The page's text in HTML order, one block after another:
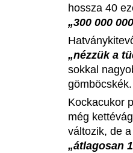
hossza 40
„300 000
„nézzüka
sokkal
gömböcskék
Kockacukor
még
változik, de
„átlagosan